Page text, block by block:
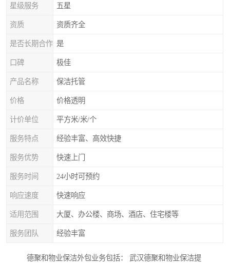
星级服务 五星
资质 资质齐全
是否长期合作 是
口碑 极佳
产品名称 保洁托管
价格 价格透明
计价单位 平方米/米/个
服务特点 经验丰富、高效快捷
服务优势 快速上门
服务时间 24小时可预约
响应速度 快速响应
适用范围 大厦、办公楼、商场、酒店、住宅楼等
服务团队 经验丰富
德聚和物业保洁外包业务包括： 武汉德聚和物业保洁提